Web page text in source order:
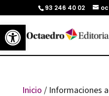
Abrir barra de herramientas
93 246 40 02
Inicio / Informaciones